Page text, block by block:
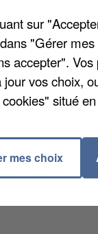
sur
"Gérer
accepter".
vos choix,
situé
mes choix